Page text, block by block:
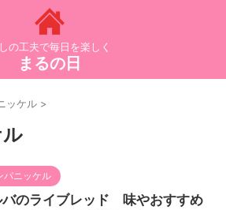
の工夫で毎日を楽しく
まるの日
ッケル >
パニッケル
バのライブレッド 味やおすすめ